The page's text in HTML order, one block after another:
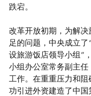
跌宕。
改革开放初期，为解
足的问题，中央成立
设旅游饭店领导小组”
小组办公室常务副主
工作。在重重压力和
功引进外资建造了中